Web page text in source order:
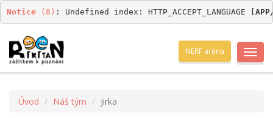
Notice (8) : Undefined index: HTTP_ACCEPT_LANGUAGE [
NERF aréna
Úvod Náš tým Jirka